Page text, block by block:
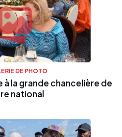
DE PHOTO
la grande chancelière de
national